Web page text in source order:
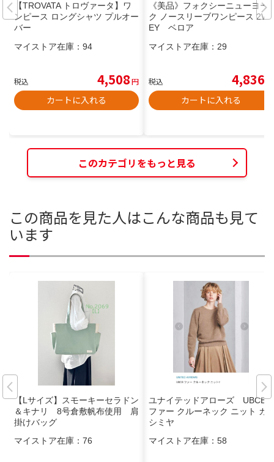
【TROVATA トロヴァータ】ワ
ンピース ロングシャツ プルオー
バー
マイストア在庫： 94
税込 4,508円
カートに入れる
《美品》フォクシーニューヨー
ク ノースリーブワンピース 2W
EY ベロア
マイストア在庫： 29
税込 4,836
カートに入れる
このカテゴリをもっと見る
この商品を見た人はこんな商品も見て
います
【Lサイズ】スモーキーセラドン
＆キナリ 8号倉敷帆布使用 肩
掛けバッグ
マイストア在庫： 76
ユナイテッドアローズ UBCB
ファー クルーネック ニット カ
シミヤ
マイストア在庫： 58